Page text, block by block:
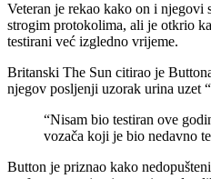
Veteran je rekao kako on i njegovi
strogim protokolima, ali je otkrio
testirani već izgledno vrijeme.
Britanski The Sun citirao je
njegov posljenji uzorak urina uzet
“Nisam bio testiran ove
vozača koji je bio nedavno
Button je priznao kako